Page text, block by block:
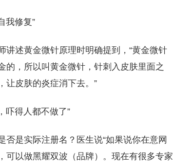
我修复”
述黄金微针原理时明确提到，“黄金微针
的，所以叫黄金微针，针刺入皮肤里面之
让皮肤的炎症消下去。”
吓得人都不做了”
是实际注册名？医生说“如果说你在意网
可以做黑耀双波（品牌）。现在有很多专家